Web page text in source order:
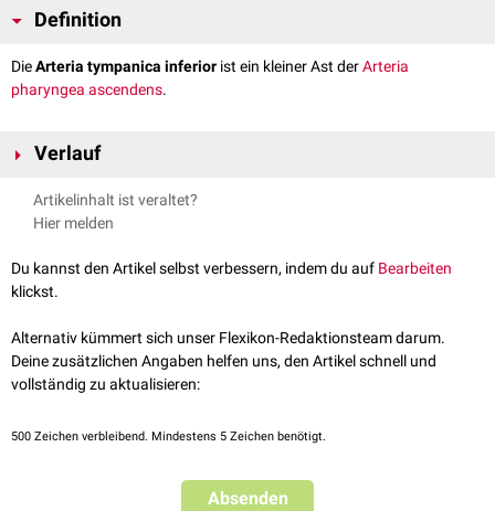
Definition
DieArteria tympanica inferior ist ein kleiner Ast derArteria
pharyngea ascendens.
Verlauf
Die Arteria tympanica inferior zieht gemeinsam mit dem
des
versorgt die
medialeWand des Cavum tympani
und anastomosiert dort
mit ihren Nachbargefäßen.
Artikelinhalt ist veraltet?
Hier melden
Du kannst den Artikel selbst verbessern, indem du auf Bearbeiten
klickst.
Alternativ kümmert sich unser Flexikon-Redaktionsteam darum.
Deine zusätzlichen Angaben helfen uns, den Artikel schnell und
vollständig zu aktualisieren:
500 Zeichen verbleibend. Mindestens 5 Zeichen benötigt.
Absenden